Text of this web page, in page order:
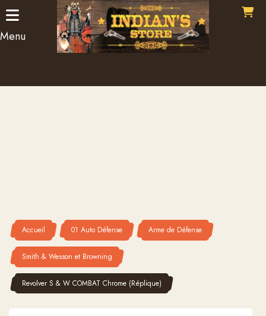
Menu
Accueil 01 Auto Défense Arme de Défense
Smith & Wesson et Browning
Revolver S & W COMBAT Chrome (Réplique)
Panneau de gestion des cookies